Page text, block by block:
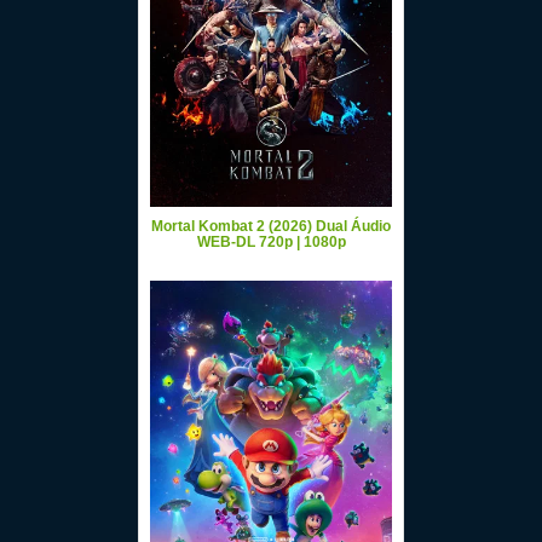
Mortal Kombat 2 (2026) Dual Áudio
WEB-DL 720p | 1080p